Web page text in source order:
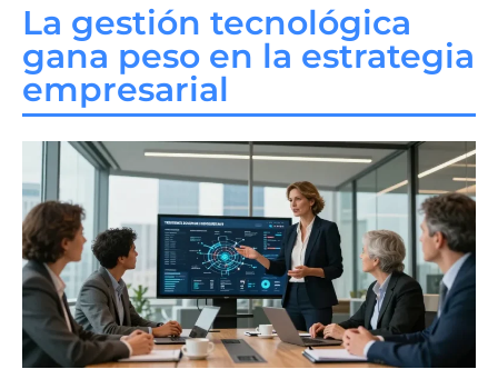
La gestión tecnológica
gana peso en la estrategia
empresarial